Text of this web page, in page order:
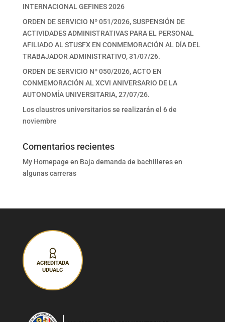
INTERNACIONAL GEFINES 2026
ORDEN DE SERVICIO Nº 051/2026, SUSPENSIÓN DE
ACTIVIDADES ADMINISTRATIVAS PARA EL PERSONAL
AFILIADO AL STUSFX EN CONMEMORACIÓN AL DÍA DEL
TRABAJADOR ADMINISTRATIVO, 31/07/26.
ORDEN DE SERVICIO Nº 050/2026, ACTO EN
CONMEMORACIÓN AL XCVI ANIVERSARIO DE LA
AUTONOMÍA UNIVERSITARIA, 27/07/26.
Los claustros universitarios se realizarán el 6 de
noviembre
Comentarios recientes
My Homepage en Baja demanda de bachilleres en
algunas carreras
ACREDITADA
UDUALC